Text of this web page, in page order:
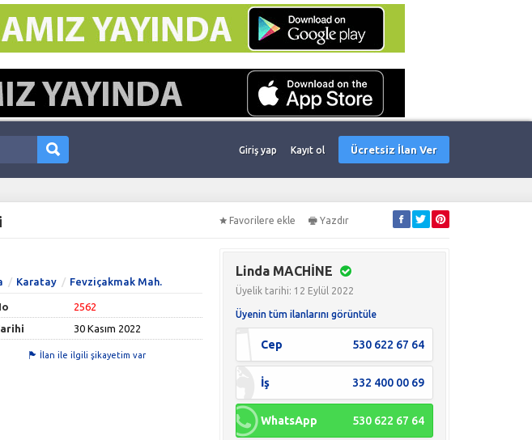
Giriş yap Kayıt ol Ücretsiz İlan Ver
Favorilere ekle Yazdır
Karatay Fevziçakmak Mah.
2562
30 Kasım 2022
İlan ile ilgili şikayetim var
Linda MACHİNE
Üyelik tarihi: 12 Eylül 2022
Üyenin tüm ilanlarını görüntüle
Cep 530 622 67 64
İş 332 400 00 69
WhatsApp 530 622 67 64